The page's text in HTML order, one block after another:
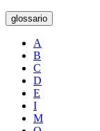
glossario
A
B
C
D
E
I
M